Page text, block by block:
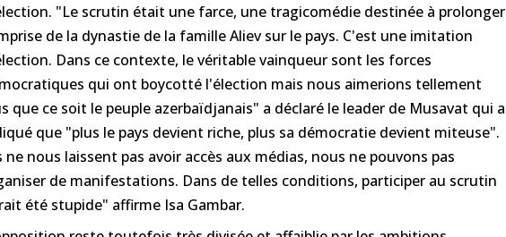
"Le scrutin était une farce, une tragicomédie destinée à prolonger
de la dynastie de la famille Aliev sur le pays. C'est une imitation
Dans ce contexte, le véritable vainqueur sont les forces
qui ont boycotté l'élection mais nous aimerions tellement
que ce soit le peuple azerbaïdjanais" a déclaré le leader de Musavat qui a
que "plus le pays devient riche, plus sa démocratie devient miteuse".
ne nous laissent pas avoir accès aux médias, nous ne pouvons pas
de manifestations. Dans de telles conditions, participer au scrutin
été stupide" affirme Isa Gambar.